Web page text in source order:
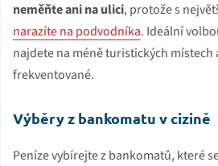
neměňte ani na ulici, protože s
narazíte na podvodníka. Ideální
najdete na méně turistických
frekventované.
Výběry z bankomatu v cizině
Peníze vybírejte z bankomatů, které